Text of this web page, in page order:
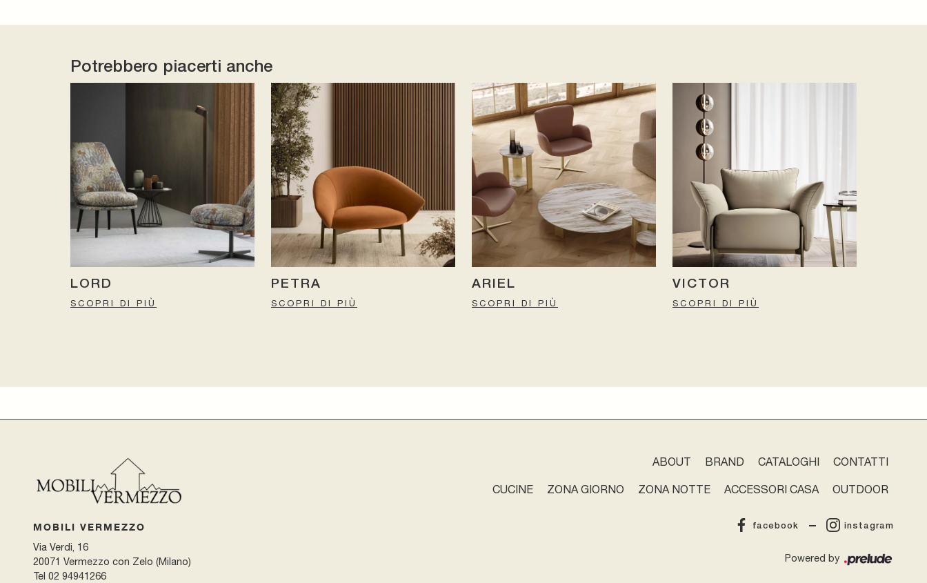
Potrebbero piacerti anche
LORD
SCOPRI DI PIÙ
PETRA
SCOPRI DI PIÙ
ARIEL
SCOPRI DI PIÙ
VICTOR
SCOPRI DI PIÙ
ABOUT BRAND CATALOGHI CONTATTI
CUCINE ZONA GIORNO ZONA NOTTE ACCESSORI CASA OUTDOOR
MOBILI VERMEZZO
Via Verdi, 16
20071 Vermezzo con Zelo (Milano)
Tel 02 94941266
facebook instagram
Powered by